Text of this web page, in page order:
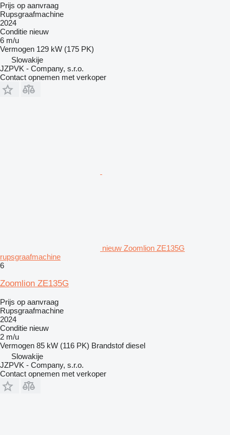
Prijs op aanvraag
Rupsgraafmachine
2024
Conditie nieuw
6 m/u
Vermogen 129 kW (175 PK)
Slowakije
JZPVK - Company, s.r.o.
Contact opnemen met verkoper
nieuw Zoomlion ZE135G
rupsgraafmachine
6
Zoomlion ZE135G
Prijs op aanvraag
Rupsgraafmachine
2024
Conditie nieuw
2 m/u
Vermogen 85 kW (116 PK) Brandstof diesel
Slowakije
JZPVK - Company, s.r.o.
Contact opnemen met verkoper